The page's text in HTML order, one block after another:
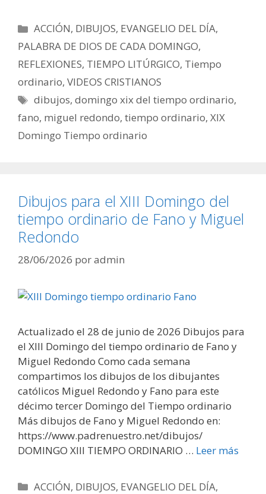
Categorías
ACCIÓN, DIBUJOS, EVANGELIO DEL DÍA,
PALABRA DE DIOS DE CADA DOMINGO,
REFLEXIONES, TIEMPO LITÚRGICO, Tiempo
ordinario, VIDEOS CRISTIANOS
Etiquetas
dibujos,domingo xix del tiempo ordinario,
fano, miguel redondo, tiempo ordinario, XIX
Domingo Tiempo ordinario
Dibujos para el XIII Domingo del
tiempo ordinario de Fano y Miguel
Redondo
28/06/2026 poradmin
Actualizado el 28 de junio de 2026 Dibujos para
el XIII Domingo del tiempo ordinario de Fano y
Miguel Redondo Como cada semana
compartimos los dibujos de los dibujantes
católicos Miguel Redondo y Fano para este
décimo tercer Domingo del Tiempo ordinario
Más dibujos de Fano y Miguel Redondo en:
https://www.padrenuestro.net/dibujos/
DOMINGO XIII TIEMPO ORDINARIO … Leer más
Categorías
ACCIÓN, DIBUJOS, EVANGELIO DEL DÍA,